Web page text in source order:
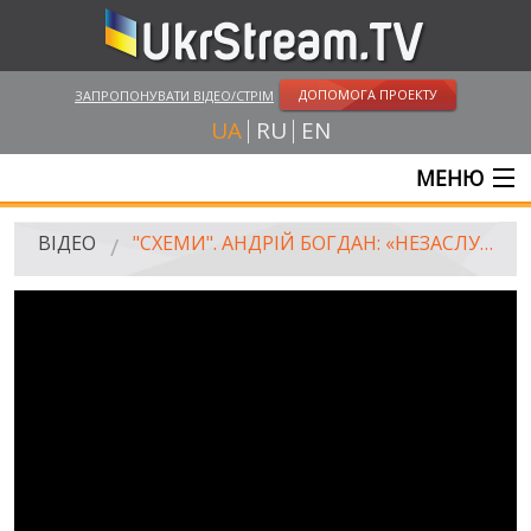
ЗАПРОПОНУВАТИ ВІДЕО/СТРІМ ДОПОМОГА ПРОЕКТУ
UA RU EN
МЕНЮ
ГОЛОВНА
ВІДЕО "СХЕМИ". АНДРІЙ БОГДАН: «НЕЗАСЛУЖЕНЕ» ЗВАННЯ ТА ГРАМОТА ВІД АЗАРОВА У РОЗПАЛ ЄВРОМАЙДАНУ